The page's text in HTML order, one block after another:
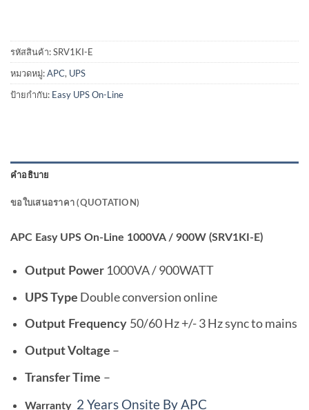
รหัสสินค้า:SRV1KI-E
หมวดหมู่:APC, UPS
ป้ายกำกับ: Easy UPS On-Line
คำอธิบาย
ขอใบเสนอราคา (QUOTATION)
APC Easy UPS On-Line 1000VA / 900W (SRV1KI-E)
Output Power1000VA / 900WATT
UPS Type Double conversion online
Output Frequency 50/60 Hz +/- 3 Hz sync to mains
Output Voltage –
Transfer Time –
Warranty 2 Years Onsite By APC